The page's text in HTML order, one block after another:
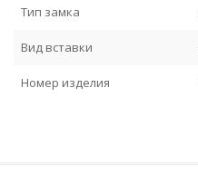
Тип замка
Вид вставки
Номер изделия